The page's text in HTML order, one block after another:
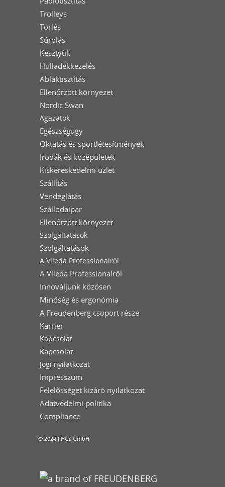
Trolleys
Törlés
Súrolás
Kesztyűk
Hulladékkezelés
Ablaktisztítás
Ellenőrzött környezet
Nordic Swan
Ágazatok
Egészségügy
Oktatás és sportlétesítmények
Irodák és középületek
Kiskereskedelmi üzlet
Szállítás
Vendéglátás
Szállodaipar
Ellenőrzött környezet
Szolgáltatások
Szolgáltatások
A Vileda Professionalről
A Vileda Professionalről
Innováljunk közösen
Minőség és ergonómia
A Freudenberg csoport része
Karrier
Kapcsolat
Kapcsolat
Jogi nyilatkozat
Impresszum
Felelősséget kizáró nyilatkozat
Adatvédelmi politika
Compliance
© 2024 FHCS GmbH